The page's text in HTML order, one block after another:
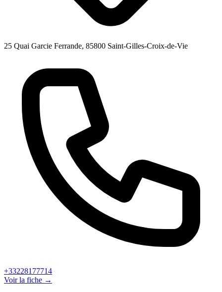
25 Quai Garcie Ferrande, 85800 Saint-Gilles-Croix-de-Vie
+33228177714
Voir la fiche →